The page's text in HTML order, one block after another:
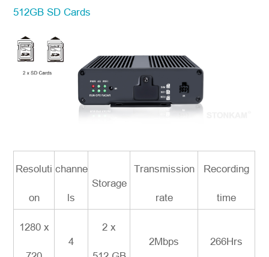
512GB SD Cards
Resoluti
on
channe
ls
Storage
Transmission
rate
Recording
time
1280 x
4
2 x
2Mbps 266Hrs